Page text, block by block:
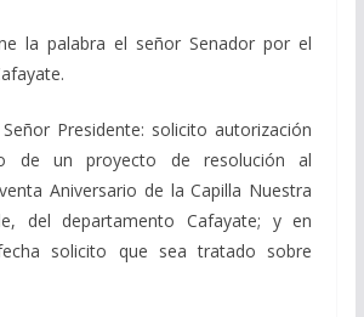
el señor Senador por el
Presidente: solicito autorización
de un proyecto de resolución al
Aniversario de la Capilla Nuestra
del departamento Cafayate; y en
solicito que sea tratado sobre